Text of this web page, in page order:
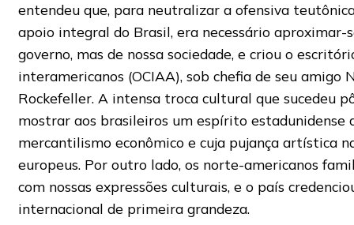
entendeu que, para neutralizar a ofensiva
apoio integral do Brasil, era necessário aproximar-
governo, mas de nossa sociedade, e criou o
interamericanos (OCIAA), sob chefia de seu amigo
Rockefeller. A intensa troca cultural que sucedeu
mostrar aos brasileiros um espírito estadunidense
mercantilismo econômico e cuja pujança artística
europeus. Por outro lado, os norte-americanos
com nossas expressões culturais, e o país
internacional de primeira grandeza.